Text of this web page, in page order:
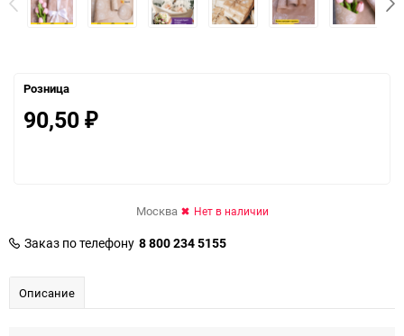
Розница
90,50 ₽
Москва Нет в наличии
Заказ по телефону 8 800 234 5155
Описание